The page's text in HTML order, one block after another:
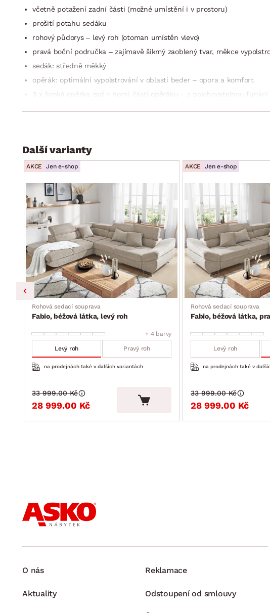
včetně potažení zadní části (možné umístění i v prostoru)
prošití potahu sedáku
rohový půdorys – levý roh (otoman umístěn vlevo)
pravá boční područka – zajímavě šikmý zaoblený tvar, měkce
sedák: středně měkký
opěrák: optimální vypolstrování v oblasti beder – opora a komfort
3 x široká opěrka zad v horní části opěráku – s polohovatelnou
funkce rozkladu na příležitostné lůžko: plocha 130×197 cm (výsuvný
úložný prostor (pod otomanem, vyklápěcí kovová konstrukce)
ideální spojení moderního designu a pohodlného stylu sezení
dodáváno bez vyobrazených malých dekorativních polštářků
dodáváno v částečném demontu
Další varianty
AKCE Jen e-shop
Rohová sedací souprava
Fabio, béžová látka, levý roh
+ 4 barvy
Levý roh Pravý roh
na prodejnách také v dalších variantách
28 999.00 Kč
33 999.00 Kč
AKCE Jen e-shop
Rohová sedací souprava
Fabio, béžová látka,
Levý roh
na prodejnách také v
28 999.00 Kč
33 999.00 Kč
O nás
Aktuality
Reklamace
Odstoupení od smlouvy